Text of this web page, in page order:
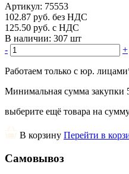
Артикул: 75553
102.87 руб. без НДС
125.50 руб. с НДС
В наличии: 307 шт
-
+
Работаем только с юр. лицами
Минимальная сумма закупки
выберите ещё товара на
В корзину Перейти в
Самовывоз